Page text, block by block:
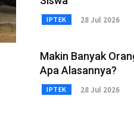
IPTEK 28 Jul 2026
Makin Banyak
Apa Alasannya?
IPTEK 28 Jul 2026